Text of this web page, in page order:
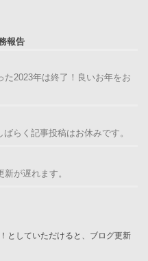
報告
た2023年は終了！良いお年をお
らく記事投稿はお休みです。
が遅れます。
としていただけると、ブログ更新